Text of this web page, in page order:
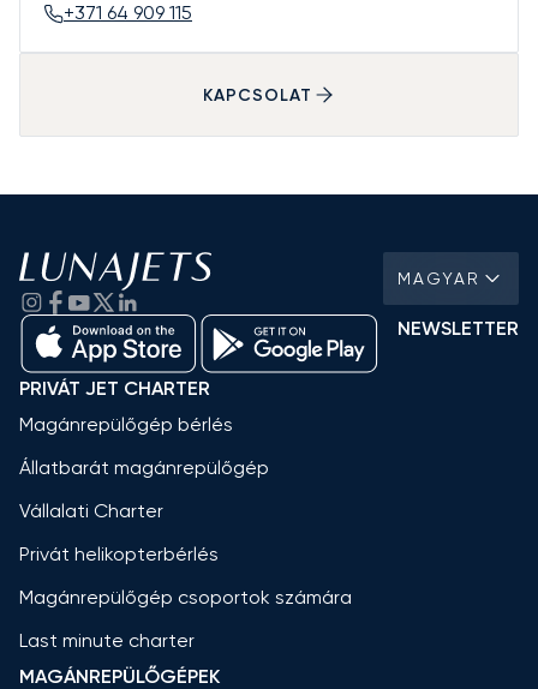
+371 64 909 115
KAPCSOLAT
MAGYAR
NEWSLETTER
PRIVÁT JET CHARTER
Magánrepülőgép bérlés
Állatbarát magánrepülőgép
Vállalati Charter
Privát helikopterbérlés
Magánrepülőgép csoportok számára
Last minute charter
MAGÁNREPÜLŐGÉPEK